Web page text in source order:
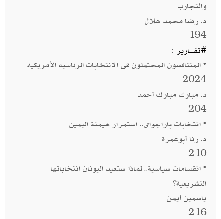
والتجارب
د. رضا محمد هلال
194
#تقــــارير :
• المتنافسون المحتملون فى الانتخابات الرئاسية الأمريكية
2024
د. مبارك مبارك أحمد
204
• انتخابات باراجواى.. استمرار هيمنة اليمين
د. رنا أبوعمرة
210
• انقسامات سياسية.. لماذا ستعيد اليونان انتخاباتها
التشريعية؟
ياسمين أيمن
216